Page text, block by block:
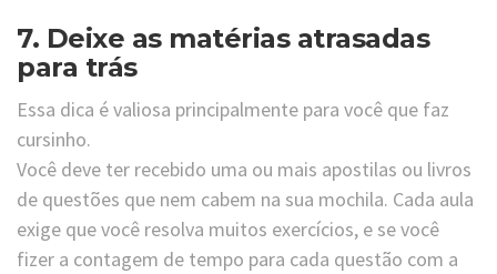
7. Deixe as matérias atrasadas
para trás
Essa dica é valiosa principalmente para você que faz
cursinho.
Você deve ter recebido uma ou mais apostilas ou livros
de questões que nem cabem na sua mochila. Cada aula
exige que você resolva muitos exercícios, e se você
fizer a contagem de tempo para cada questão com a